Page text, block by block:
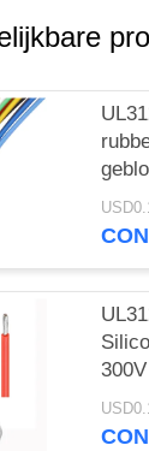
Wit